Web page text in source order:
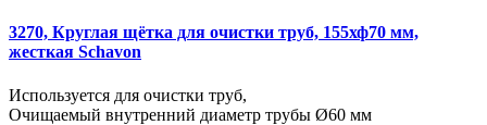
3270, Круглая щётка для очистки труб, 155хф70 мм,
жесткая Schavon
Используется для очистки труб,
Очищаемый внутренний диаметр трубы Ø60 мм